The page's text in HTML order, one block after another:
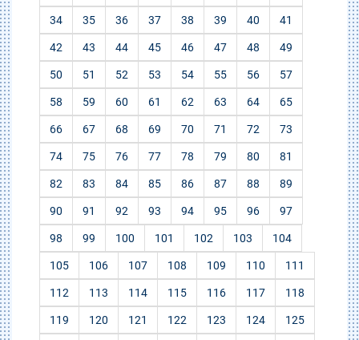
34 35 36 37 38 39 40 41
42 43 44 45 46 47 48 49
50 51 52 53 54 55 56 57
58 59 60 61 62 63 64 65
66 67 68 69 70 71 72 73
74 75 76 77 78 79 80 81
82 83 84 85 86 87 88 89
90 91 92 93 94 95 96 97
98 99 100 101 102 103 104
105 106 107 108 109 110 111
112 113 114 115 116 117 118
119 120 121 122 123 124 125